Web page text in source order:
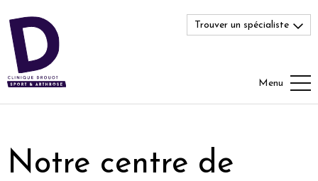
Trouver un spécialiste
Menu
Notre centre de